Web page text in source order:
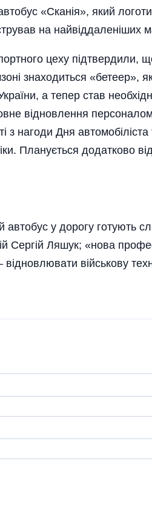
«Сканія», який
на найвіддаленіших
цеху підтвердили,
знаходиться «бетеер»,
а тепер став
відновлення
з нагоди Дня
Планується додатково
автобус у дорогу готують
Сергій Ляшук; «нова
військову